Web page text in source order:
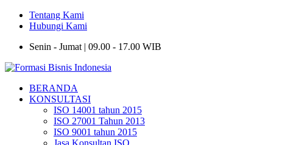
Tentang Kami
Hubungi Kami
Senin - Jumat | 09.00 - 17.00 WIB
BERANDA
KONSULTASI
ISO 14001 tahun 2015
ISO 27001 Tahun 2013
ISO 9001 tahun 2015
Jasa Konsultan ISO